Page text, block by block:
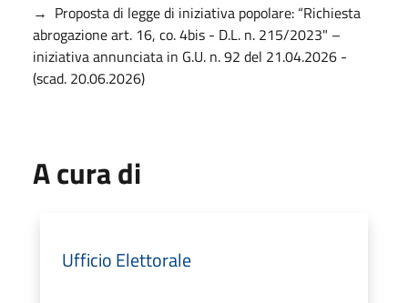
→ Proposta di legge di iniziativa popolare: “Richiesta
abrogazione art. 16, co. 4bis - D.L. n. 215/2023" –
iniziativa annunciata in G.U. n. 92 del 21.04.2026 -
(scad. 20.06.2026)
A cura di
Ufficio Elettorale